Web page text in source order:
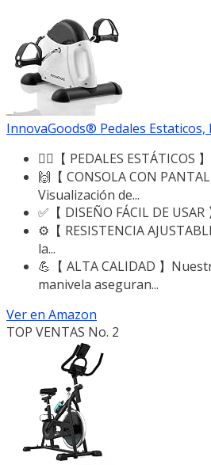
InnovaGoods® Pedales Estaticos,
🚴‍♀️【 PEDALES
🙌【 CONSOLA CON
Visualización de...
✅【 DISEÑO FÁCIL DE
⚙️【 RESISTENCIA
la...
💪【 ALTA CALIDAD 】
manivela aseguran...
Ver en Amazon
TOP VENTAS No. 2